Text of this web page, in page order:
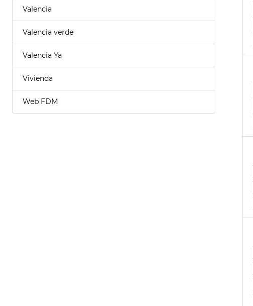
Valencia
Valencia verde
Valencia Ya
Vivienda
Web FDM